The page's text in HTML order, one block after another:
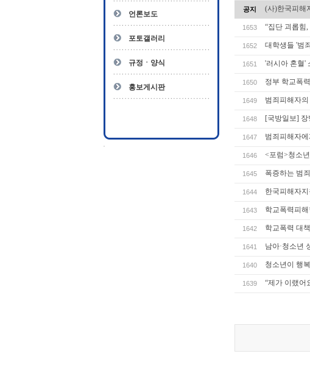
- 전문수련감독자
- 전문수련기관
언론보도
포토갤러리
규정ㆍ양식
홍보게시판
공지 (사)한국피해
1653 “집단 괴롭힘
1652 대학생들 '범
1651 '러시아 혼혈'
1650 정부 학교폭
1649 범죄피해자
1648 [국방일보]
1647 범죄피해자
1646 <포럼>청소
1645 폭증하는 범
1644 한국피해자
1643 학교폭력피
1642 학교폭력 대
1641 남아·청소년
1640 청소년이 행
1639 “제가 이랬어